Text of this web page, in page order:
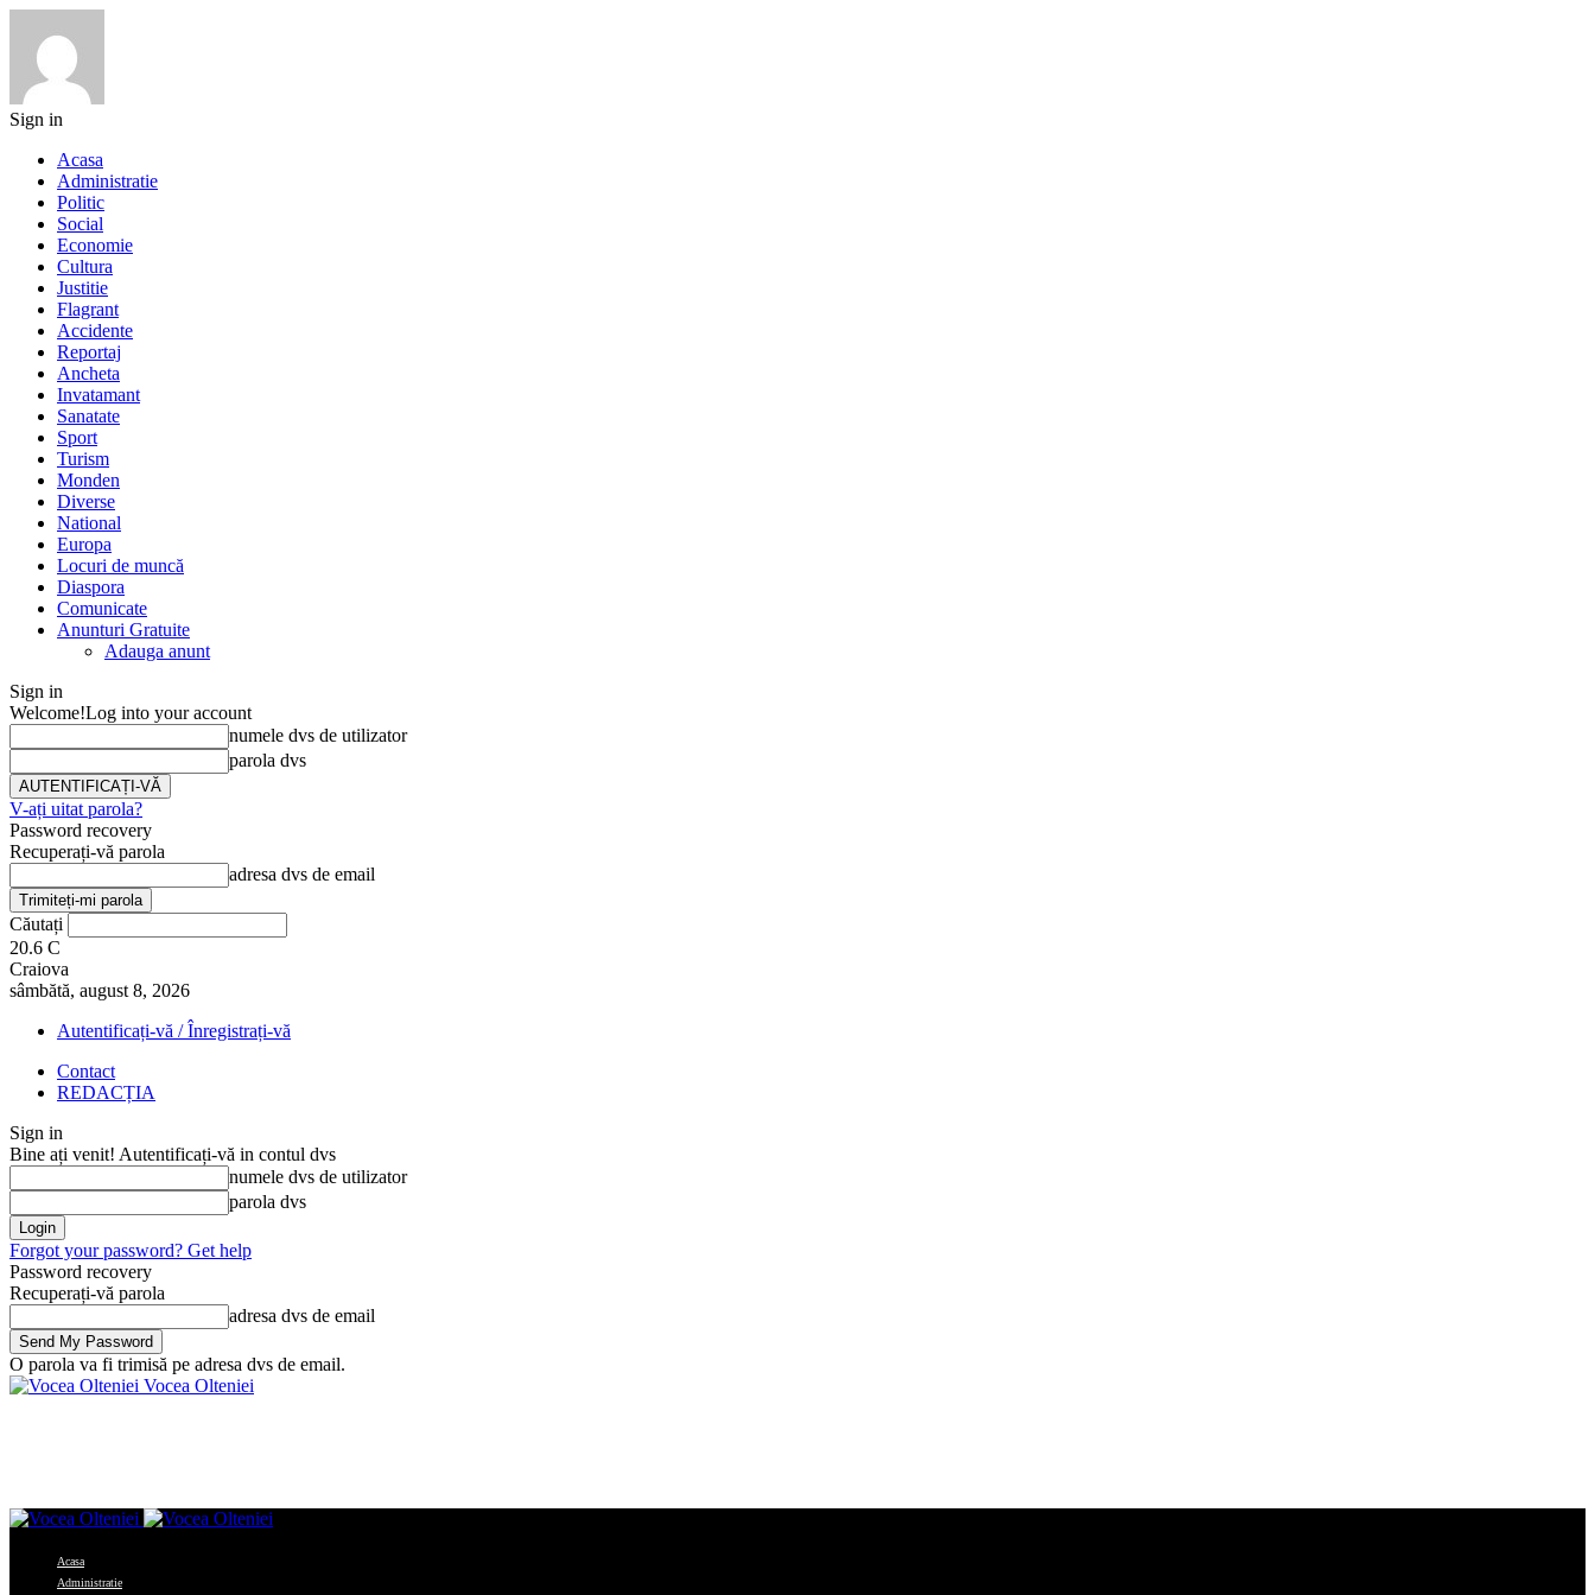
Sign in
Acasa
Administratie
Politic
Social
Economie
Cultura
Justitie
Flagrant
Accidente
Reportaj
Ancheta
Invatamant
Sanatate
Sport
Turism
Monden
Diverse
National
Europa
Locuri de muncă
Diaspora
Comunicate
Anunturi Gratuite
Adauga anunt
Sign in
Welcome!Log into your account
numele dvs de utilizator
parola dvs
V-ați uitat parola?
Password recovery
Recuperați-vă parola
adresa dvs de email
Căutați
20.6 C
Craiova
sâmbătă, august 8, 2026
Autentificați-vă / Înregistrați-vă
Contact
REDACȚIA
Sign in
Bine ați venit! Autentificați-vă in contul dvs
numele dvs de utilizator
parola dvs
Forgot your password? Get help
Password recovery
Recuperați-vă parola
adresa dvs de email
O parola va fi trimisă pe adresa dvs de email.
Vocea Olteniei
Acasa
Administratie